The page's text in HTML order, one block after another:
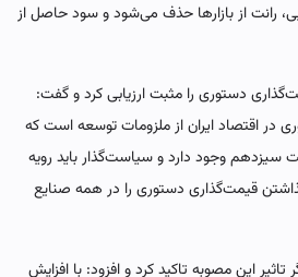
رانت از بازارها حذف می‌شود و سود حاصل از
دستوری را مثبت ارزیابی کرد و گفت:
در اقتصاد ایران از ملزومات توسعه است که
سیزدهم وجود دارد و سیاست‌گذار باید رویه
قیمت‌گذاری دستوری را در همه صنایع
این مصوبه تاکید کرد و افزود: با افزایش